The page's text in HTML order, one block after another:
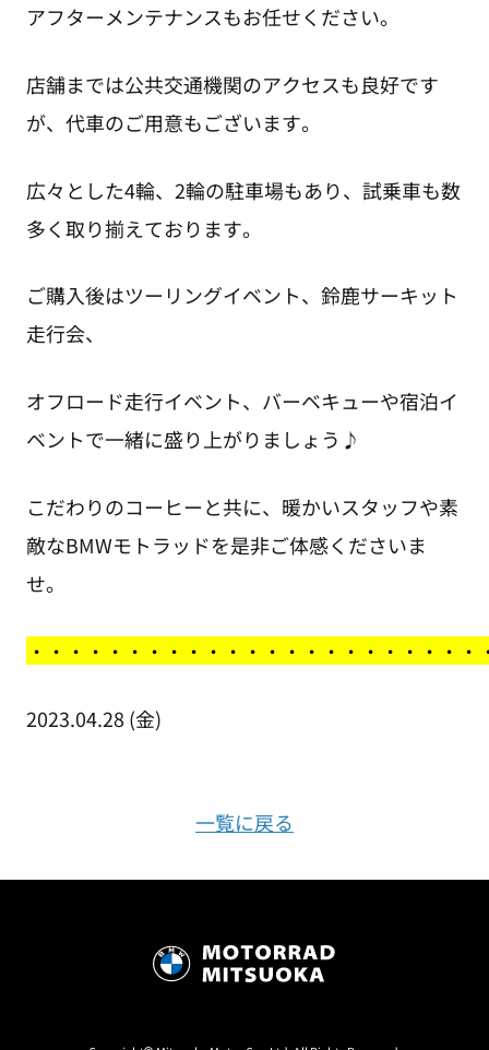
アフターメンテナンスもお任せください。
店舗までは公共交通機関のアクセスも良好です
が、代車のご用意もございます。
広々とした4輪、2輪の駐車場もあり、試乗車も数
多く取り揃えております。
ご購入後はツーリングイベント、鈴鹿サーキット
走行会、
オフロード走行イベント、バーベキューや宿泊イ
ベントで一緒に盛り上がりましょう♪
こだわりのコーヒーと共に、暖かいスタッフや素
敵なBMWモトラッドを是非ご体感くださいま
せ。
・ ・・・・・・・・・・・・・・・・・・・・・
2023.04.28 (金)
一覧に戻る